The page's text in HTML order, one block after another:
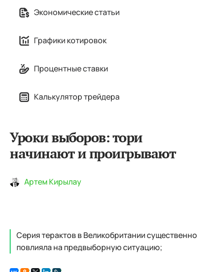
Партнеру
Экономические статьи
Графики котировок
Процентные ставки
Калькулятор трейдера
Уроки выборов: тори
начинают и проигрывают
Артем Кирылау
Серия терактов в Великобритании существенно
повлияла на предвыборную ситуацию;